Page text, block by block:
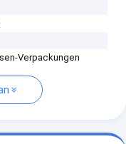
Verpackungen